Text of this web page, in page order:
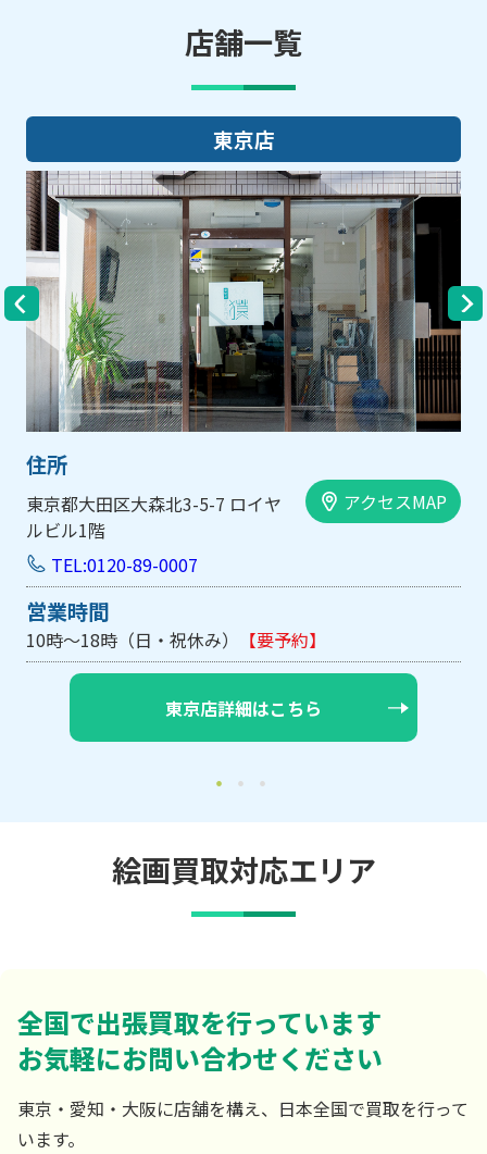
店舗一覧
大阪店
住所
大阪市中央区内平野町1-1-5 西大
手前ビル103号
アクセスMAP
TEL:0120-89-0007
営業時間
10時～18時（日・祝休み/土曜は不定休）
大阪店詳細はこちら
絵画買取対応エリア
全国で出張買取を行っています
お気軽にお問い合わせください
東京・愛知・大阪に店舗を構え、日本全国で買取を行って
います。